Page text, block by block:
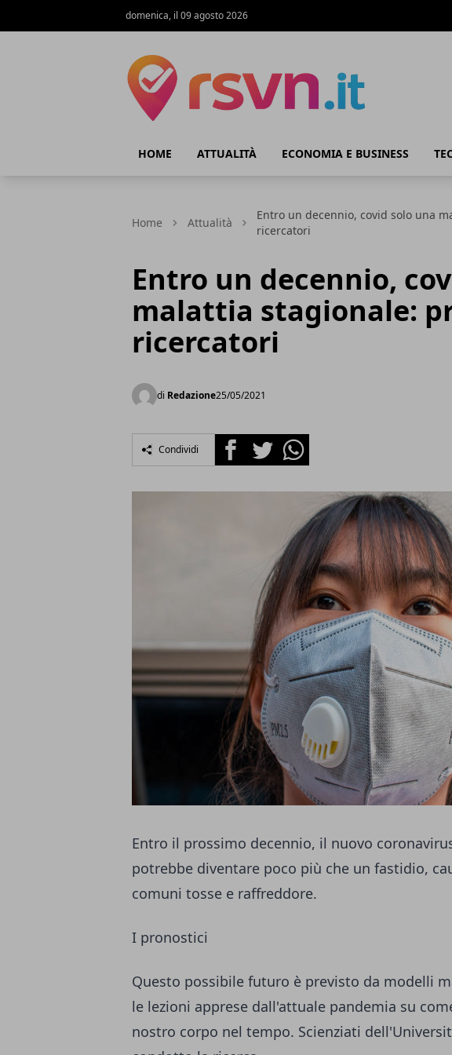
domenica, il 09 agosto 2026
HOME ATTUALITÀ ECONOMIA E BUSINESS
Home Attualità
Entro un decennio, covid solo una
ricercatori
Entro un decennio,
malattia stagionale:
ricercatori
di Redazione25/05/2021
Condividi FacebookTwitterWhatsapp
Entro il prossimo decennio, il nuovo
potrebbe diventare poco più che un fastidio,
comuni tosse e raffreddore.
I pronostici
Questo possibile futuro è previsto da modelli
le lezioni apprese dall'attuale pandemia su
nostro corpo nel tempo. Scienziati